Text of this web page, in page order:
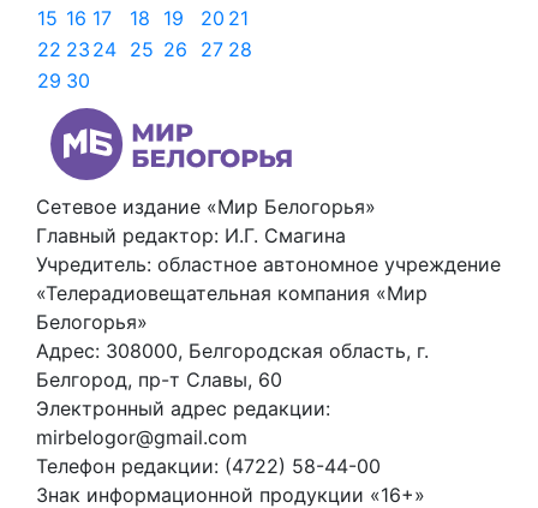
15 16 17 18 19 20 21
22 23 24 25 26 27 28
29 30
Сетевое издание «Мир Белогорья»
Главный редактор: И.Г. Смагина
Учредитель: областное автономное учреждение
«Телерадиовещательная компания «Мир
Белогорья»
Адрес: 308000, Белгородская область, г.
Белгород, пр-т Славы, 60
Электронный адрес редакции:
mirbelogor@gmail.com
Телефон редакции: (4722) 58-44-00
Знак информационной продукции «16+»